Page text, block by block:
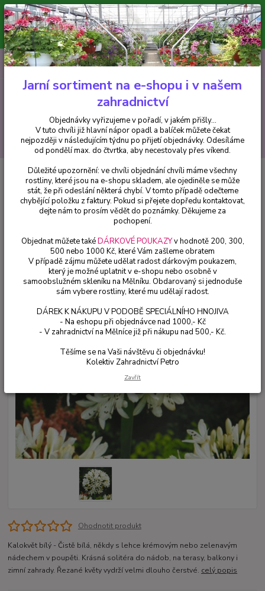
Minimální hodnota pro odeslání z e-shopu je 300 Kč.
V tuto chvíli již hlavní nápor objednávek opadl a balíček můžete čekat
nejpozději v následujícím týdnu po přijetí objednávky. Objednávky
vyřizujeme v pořadí, v jakém přišly...
CZK
Hledat
+420 602 223 614 0ks
za0 Kč
Okrasné keře Agapanthus - bílý - 1083B
Agapanthus - bílý - 1083B
Ohodnotit produkt
Kalokvět bílý - Čistě bílá, někdy s lehce krémovým nebo zelenavým
nádechem v poupěti. Krásná solitéra do nádob, na terasy, balkony i
zimní zahrady. Řezané květy vydrží velmi dlouho čerstvé. celý popis
Jarní sortiment na e-shopu i v našem
zahradnictví
Objednávky vyřizujeme v pořadí, v jakém přišly...
V tuto chvíli již hlavní nápor opadl a balíček můžete čekat
nejpozději v následujícím týdnu po přijetí objednávky. Odesíláme
od pondělí max. do čtvrtka, aby necestovaly přes víkend.
Důležité upozornění: ve chvíli objednání chvíli máme všechny
rostliny, které jsou na e-shopu skladem, ale ojediněle se může
stát, že při odeslání některá chybí. V tomto případě odečteme
chybějící položku z faktury. Pokud si přejete dopředu kontaktovat,
dejte nám to prosím vědět do poznámky. Děkujeme za
pochopení.
Objednat můžete takéDÁRKOVÉ POUKAZYv hodnotě 200, 300,
500 nebo 1000 Kč, které Vám zašleme obratem
V případě zájmu můžete udělat radost dárkovým poukazem,
který je možné uplatnit v e-shopu nebo osobně v
samoobslužném skleníku na Mělníku. Obdarovaný si jednoduše
sám vybere rostliny, které mu udělají radost.
DÁREK K NÁKUPU V PODOBĚ SPECIÁLNÍHO HNOJIVA
- Na eshopu při objednávce nad 1000,- Kč
- V zahradnictví na Mělníce již při nákupu nad 500,- Kč.
Těšíme se na Vaši návštěvu či objednávku!
Kolektiv Zahradnictví Petro
Zavřít